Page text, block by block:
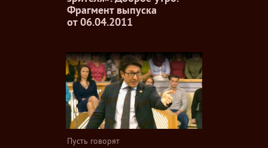
Фрагмент выпуска
от 06.04.2011
Пусть говорят